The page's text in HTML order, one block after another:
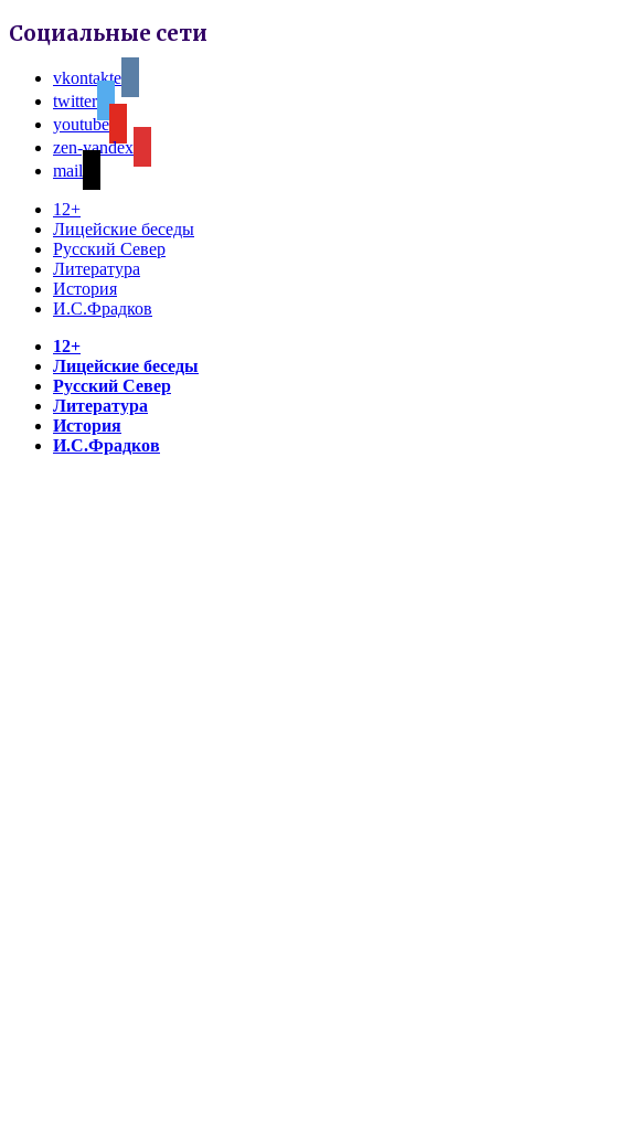
Социальные сети
vkontakte
twitter
youtube
zen-yandex
mail
12+
Лицейские беседы
Русский Север
Литература
История
И.С.Фрадков
12+
Лицейские беседы
Русский Север
Литература
История
И.С.Фрадков